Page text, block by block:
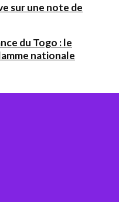
sur une note de
du Togo : le
nationale